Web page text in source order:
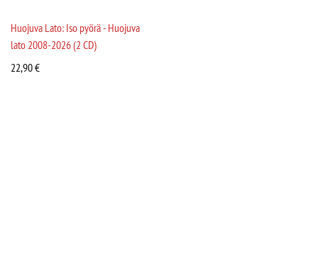
Huojuva Lato: Iso pyörä - Huojuva
lato 2008-2026 (2 CD)
22,90€